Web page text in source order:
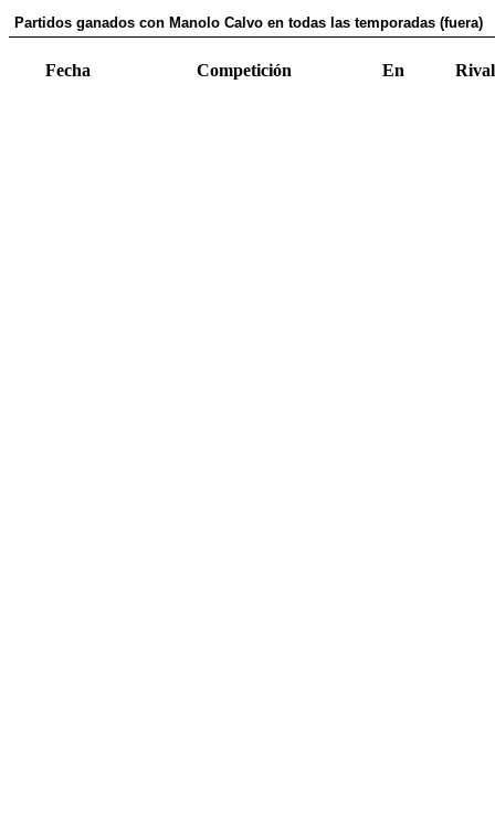
Partidos ganados con Manolo Calvo en todas las temporadas (fuera)
Fecha Competición En Rival